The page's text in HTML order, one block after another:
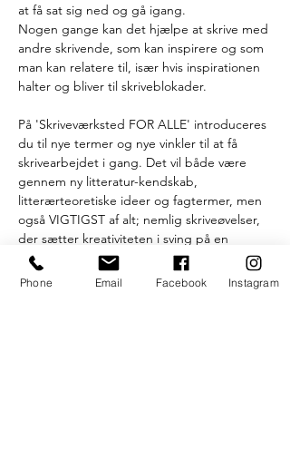
at få sat sig ned og gå igang.
Nogen gange kan det hjælpe at skrive med
andre skrivende, som kan inspirere og som
man kan relatere til, især hvis inspirationen
halter og bliver til skriveblokader.
På 'Skriveværksted FOR ALLE' introduceres
du til nye termer og nye vinkler til at få
skrivearbejdet i gang. Det vil både være
gennem ny litteratur-kendskab,
litterærteoretiske ideer og fagtermer, men
også VIGTIGST af alt; nemlig skriveøvelser,
der sætter kreativiteten i sving på en
udfordrende og underholdende måde .
Hos UngeDanskeDigtere ønsker vi, at
Phone Email Facebook Instagram